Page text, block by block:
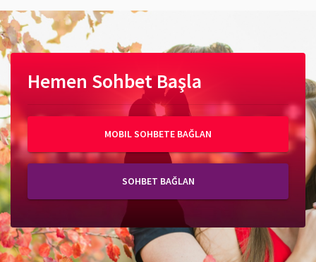
Hemen Sohbet Başla
MOBIL SOHBETE BAĞLAN
SOHBET BAĞLAN